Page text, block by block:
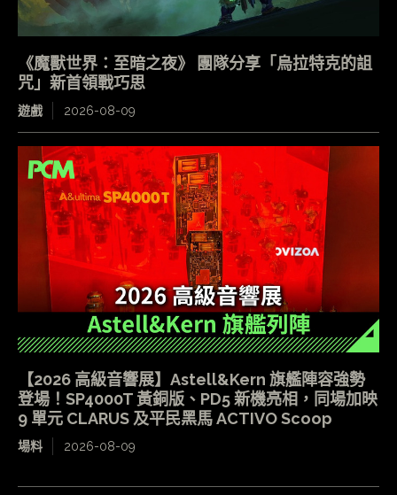
《魔獸世界：至暗之夜》 團隊分享「烏拉特克的詛
咒」新首領戰巧思
遊戲 2026-08-09
【2026 高級音響展】Astell&Kern 旗艦陣容強勢
登場！SP4000T 黃銅版、PD5 新機亮相，同場加映
9 單元 CLARUS 及平民黑馬 ACTIVO Scoop
場料 2026-08-09